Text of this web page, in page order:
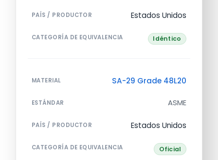
PAÍS / PRODUCTOR Estados Unidos
CATEGORÍA DE EQUIVALENCIA Idéntico
MATERIAL SA-29 Grade 48L20
ESTÁNDAR ASME
PAÍS / PRODUCTOR Estados Unidos
CATEGORÍA DE EQUIVALENCIA Oficial